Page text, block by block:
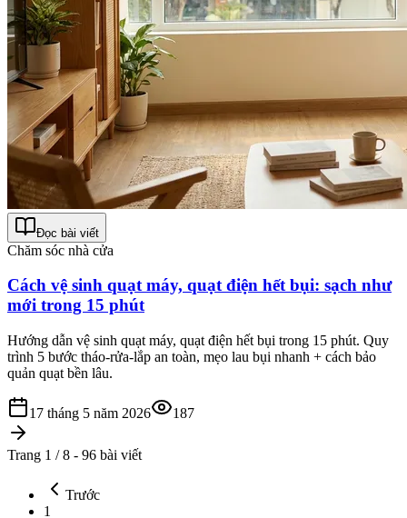
Đọc bài viết
Chăm sóc nhà cửa
Cách vệ sinh quạt máy, quạt điện hết bụi: sạch như
mới trong 15 phút
Hướng dẫn vệ sinh quạt máy, quạt điện hết bụi trong 15 phút. Quy
trình 5 bước tháo-rửa-lắp an toàn, mẹo lau bụi nhanh + cách bảo
quản quạt bền lâu.
17 tháng 5 năm 2026 187
Trang 1 / 8 - 96 bài viết
Trước
1